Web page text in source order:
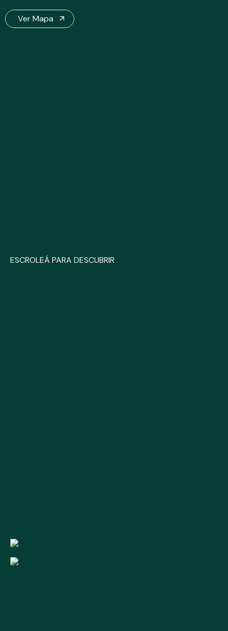
Ver Mapa
ESCROLEÁ PARA DESCUBRIR